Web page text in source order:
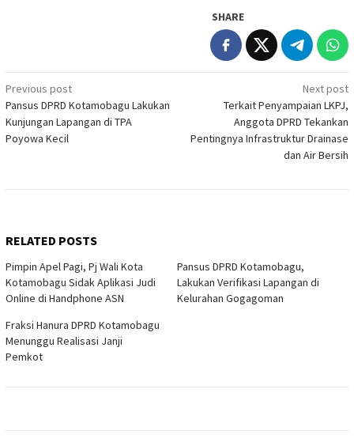
SHARE
Post
navigation
Previous post
Pansus DPRD Kotamobagu Lakukan
Kunjungan Lapangan di TPA
Poyowa Kecil
Next post
Terkait Penyampaian LKPJ,
Anggota DPRD Tekankan
Pentingnya Infrastruktur Drainase
dan Air Bersih
RELATED POSTS
Pimpin Apel Pagi, Pj Wali Kota
Kotamobagu Sidak Aplikasi Judi
Online di Handphone ASN
Pansus DPRD Kotamobagu,
Lakukan Verifikasi Lapangan di
Kelurahan Gogagoman
Fraksi Hanura DPRD Kotamobagu
Menunggu Realisasi Janji
Pemkot